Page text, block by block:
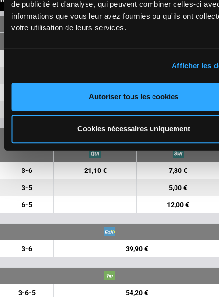
de publicité et d'analyse, qui peuvent combiner celles-ci
informations que vous leur avez fournies ou qu'ils ont
votre utilisation de leurs services.
Afficher les
Autoriser tous les cookies
Cookies nécessaires uniquement
SINGLE
2,60 €
7 14,60 €
3-6 21,10 € 7,30 €
3-5 5,00 €
6-5 12,00 €
3-6 39,90 €
3-6-5 54,20 €